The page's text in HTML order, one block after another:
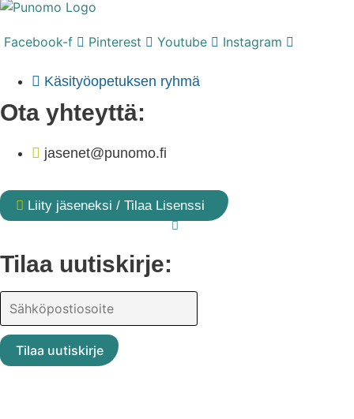
Facebook-f Pinterest Youtube Instagram
Käsityöopetuksen ryhmä
Ota yhteyttä:
jasenet@punomo.fi
Liity jäseneksi / Tilaa Lisenssi
Tilaa uutiskirje: